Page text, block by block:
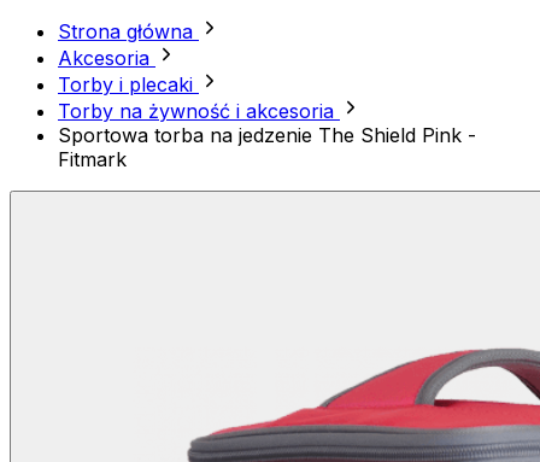
Strona główna
Akcesoria
Torby i plecaki
Torby na żywność i akcesoria
Sportowa torba na jedzenie The Shield Pink -
Fitmark